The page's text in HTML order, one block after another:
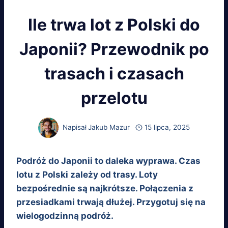
Ile trwa lot z Polski do
Japonii? Przewodnik po
trasach i czasach
przelotu
NapisałJakub Mazur 15 lipca, 2025
Podróż do Japonii to daleka wyprawa. Czas
lotu z Polski zależy od trasy. Loty
bezpośrednie są najkrótsze. Połączenia z
przesiadkami trwają dłużej. Przygotuj się na
wielogodzinną podróż.